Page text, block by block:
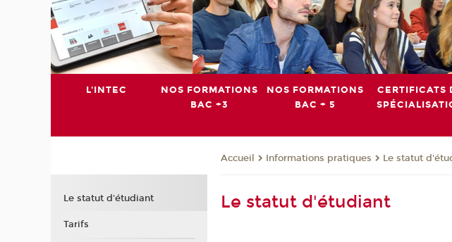
L'INTEC
NOS FORMATIONS
BAC +3
NOS FORMATIONS
BAC + 5
CERTIFICATS
Accueil Informations pratiques Le statut
Le statut d'étudiant
Le statut d'étudiant
Tarifs